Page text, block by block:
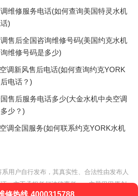
维修服务电话(如何查询美国特灵水机
)
售后全国咨询维修号码(美国约克水机
维修号码是多少)
调新风售后电话(如何查询约克YORK
电话？)
售后服务电话多少(大金水机中央空调
少？)
调全国服务(如何联系约克YORK水机
用户自行发布，其真实性、合法性由发布人
，亦不承担任何法律责任。- 主题巴巴原创
修热线 4000315788